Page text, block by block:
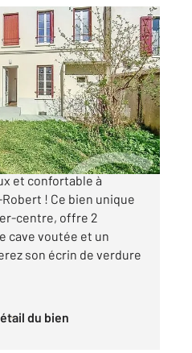
€
CENTRE
et confortable à
! Ce bien unique
centre, offre 2
cave voutée et un
son écrin de verdure
du bien